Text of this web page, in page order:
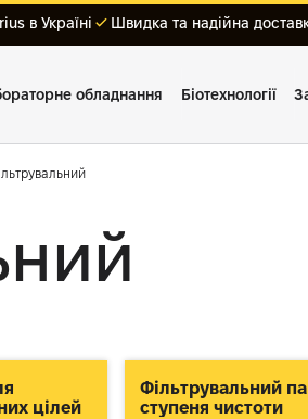
в Україні Швидка та надійна
обладнання Біотехнології
цілей
Фільтрувальний
ступеня чистоти